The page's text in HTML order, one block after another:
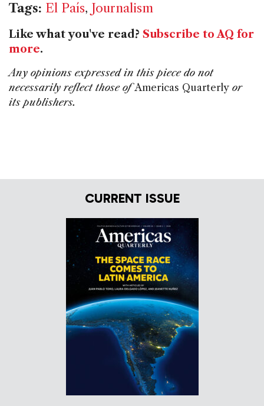
Tags: El País, Journalism
Like what you've read? Subscribe to AQ for
more.
Any opinions expressed in this piece do not
necessarily reflect those ofAmericas Quarterly or
its publishers.
CURRENT ISSUE